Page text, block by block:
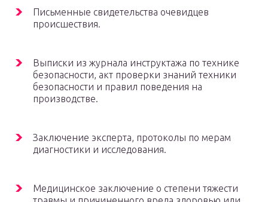
Письменные свидетельства очевидцев
происшествия.
Выписки из журнала инструктажа по технике
безопасности, акт проверки знаний техники
безопасности и правил поведения на
производстве.
Заключение эксперта, протоколы по мерам
диагностики и исследования.
Медицинское заключение о степени тяжести